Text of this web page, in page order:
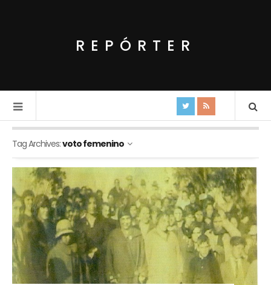
REPÓRTER
Tag Archives:voto femenino